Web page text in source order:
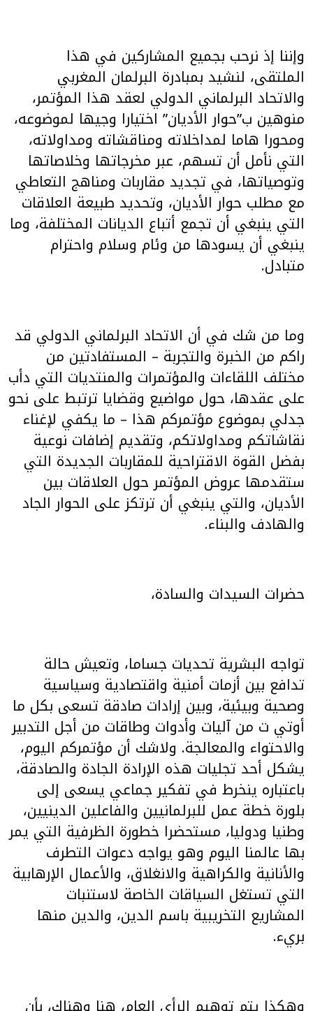
وإننا إذ نرحب بجميع المشاركين في هذا
الملتقى، لنشيد بمبادرة البرلمان المغربي
والاتحاد البرلماني الدولي لعقد هذا المؤتمر،
منوهين ب”حوار الأديان” اختيارا وجيها لموضوعه،
ومحورا هاما لمداخلاته ومناقشاته ومداولاته،
التي نأمل أن تسهم، عبر مخرجاتها وخلاصاتها
وتوصياتها، في تجديد مقاربات ومناهج التعاطي
مع مطلب حوار الأديان، وتحديد طبيعة العلاقات
التي ينبغي أن تجمع أتباع الديانات المختلفة، وما
ينبغي أن يسودها من وئام وسلام واحترام
متبادل.
وما من شك في أن الاتحاد البرلماني الدولي قد
راكم من الخبرة والتجربة – المستفادتين من
مختلف اللقاءات والمؤتمرات والمنتديات التي دأب
على عقدها، حول مواضيع وقضايا ترتبط على نحو
جدلي بموضوع مؤتمركم هذا – ما يكفي لإغناء
نقاشاتكم ومداولاتكم، وتقديم إضافات نوعية
بفضل القوة الاقتراحية للمقاربات الجديدة التي
ستقدمها عروض المؤتمر حول العلاقات بين
الأديان، والتي ينبغي أن ترتكز على الحوار الجاد
والهادف والبناء.
حضرات السيدات والسادة،
تواجه البشرية تحديات جساما، وتعيش حالة
تدافع بين أزمات أمنية واقتصادية وسياسية
وصحية وبيئية، وبين إرادات صادقة تسعى بكل ما
أوتي ت من آليات وأدوات وطاقات من أجل التدبير
والاحتواء والمعالجة. ولاشك أن مؤتمركم اليوم،
يشكل أحد تجليات هذه الإرادة الجادة والصادقة،
باعتباره ينخرط في تفكير جماعي يسعى إلى
بلورة خطة عمل للبرلمانيين والفاعلين الدينيين،
وطنيا ودوليا، مستحضرا خطورة الظرفية التي يمر
بها عالمنا اليوم وهو يواجه دعوات التطرف
والأنانية والكراهية والانغلاق، والأعمال الإرهابية
التي تستغل السياقات الخاصة لاستنبات
المشاريع التخريبية باسم الدين، والدين منها
بريء.